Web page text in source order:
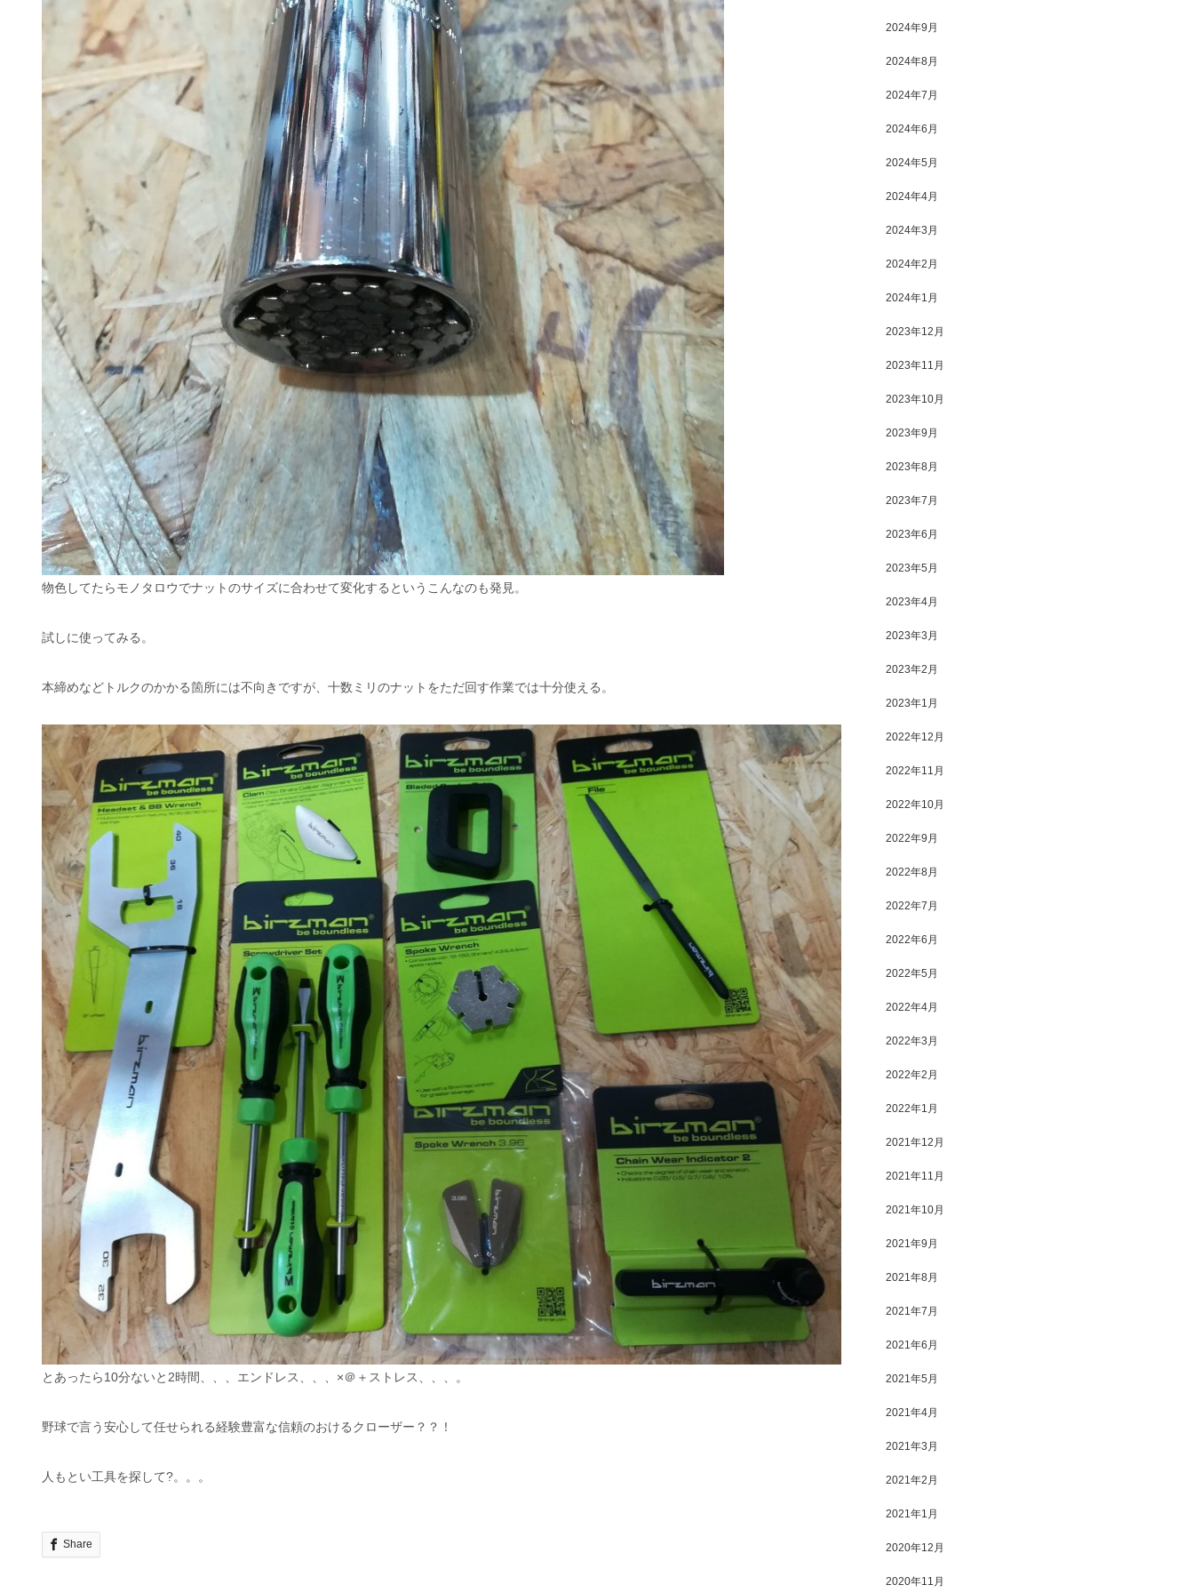
物色してたらモノタロウでナットのサイズに合わせて変化するというこんなのも発見。
試しに使ってみる。
本締めなどトルクのかかる箇所には不向きですが、十数ミリのナットをただ回す作業では十分使える。
とあったら10分ないと2時間、、、エンドレス、、、×＠＋ストレス、、、。
野球で言う安心して任せられる経験豊富な信頼のおけるクローザー？？！
人もとい工具を探して?。。。
Share
2024年9月
2024年8月
2024年7月
2024年6月
2024年5月
2024年4月
2024年3月
2024年2月
2024年1月
2023年12月
2023年11月
2023年10月
2023年9月
2023年8月
2023年7月
2023年6月
2023年5月
2023年4月
2023年3月
2023年2月
2023年1月
2022年12月
2022年11月
2022年10月
2022年9月
2022年8月
2022年7月
2022年6月
2022年5月
2022年4月
2022年3月
2022年2月
2022年1月
2021年12月
2021年11月
2021年10月
2021年9月
2021年8月
2021年7月
2021年6月
2021年5月
2021年4月
2021年3月
2021年2月
2021年1月
2020年12月
2020年11月